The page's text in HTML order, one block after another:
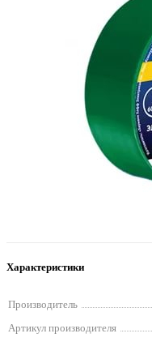
Характеристики
Производитель
Артикул производителя